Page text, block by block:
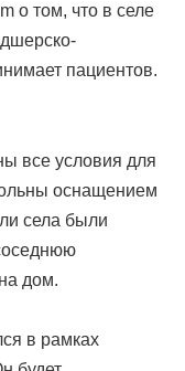
о том, что в селе
пациентов.
все условия для
оснащением
села были
дом.
в рамках